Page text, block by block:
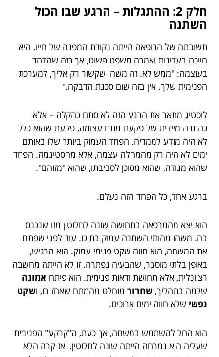
חלק 2: ההתגלות – הרגע שבו הכול
השתנה
תשובתה של הרופאה הייתה נקודת המפנה של חייו. היא
חייכה בעדינות ואמרה משפט פשוט, אך כזה שהדהד
בעוצמה: "ממש לא. זה משהו שקשור רק אליך, למערכת
הפנימית שלך. אין בזה שום סכנת הדבקה."
לוסטיג מתאר את הרגע הזה לא סתם כהקלה – אלא
כהתרה מיידית של פקעת מתח עצומה, פקעת שהוא כלל
לא היה מודע לממדיה. הפחד העמוק ביותר שלו באותם
ימים לא היה רק מהמחלה עצמה, אלא מהסטיגמה. הפחד
שהוא מנודה, שהוא מסוכן לסביבתו, שהוא "מזוהם".
ברגע אחד, כל הפחד הזה נעלם.
הוא יצא מהמרפאה בתחושה שונה לחלוטין מזו שנכנס
בה. משהו מהותי השתנה עמוק בתוכו. עוד לפני שפתח
את המשחה, הוא חווה שקט פנימי עמוק. הוא הרגיש,
באופן בלתי מוסבר, שהבעיה נפתרה. זו לא הייתה מחשבה
רציונלית, אלא תחושת ודאות פנימית. הוא פיתח אמונה
שלמה בתהליך, שחרור מוחלט מהמתח שאחז בו, ושקט
נפשי שלא חווה ימים ארוכים.
הוא החל להשתמש במשחה, אך כעת, ה"קרקע" הפנימית
שעליה היא נמרחה הייתה שונה לחלוטין. ואז קרה הלא